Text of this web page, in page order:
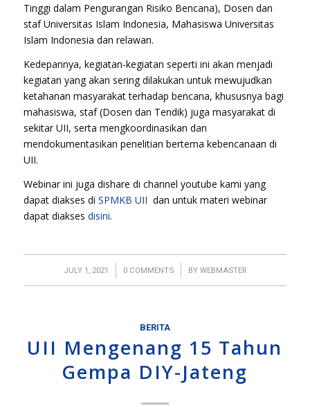
Tinggi dalam Pengurangan Risiko Bencana), Dosen dan
staf Universitas Islam Indonesia, Mahasiswa Universitas
Islam Indonesia dan relawan.
Kedepannya, kegiatan-kegiatan seperti ini akan menjadi
kegiatan yang akan sering dilakukan untuk mewujudkan
ketahanan masyarakat terhadap bencana, khususnya bagi
mahasiswa, staf (Dosen dan Tendik) juga masyarakat di
sekitar UII, serta mengkoordinasikan dan
mendokumentasikan penelitian bertema kebencanaan di
UII.
Webinar ini juga dishare di channel youtube kami yang
dapat diakses di SPMKB UII dan untuk materi webinar
dapat diakses disini.
JULY 1, 2021
/ 0 COMMENTS
/ BY WEBMASTER
BERITA
UII Mengenang 15 Tahun
Gempa DIY-Jateng